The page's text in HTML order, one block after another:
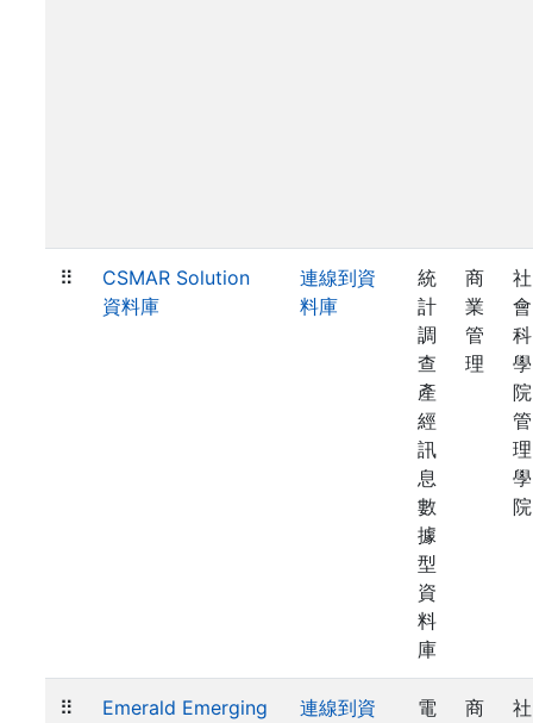
⠿
CSMAR Solution
資料庫
連線到資
料庫
統
計
調
查
產
經
訊
息
數
據
型
資
料
庫
商
業
管
理
社
會
科
學
院
管
理
學
院
⠿
Emerald Emerging
連線到資
電
商
社